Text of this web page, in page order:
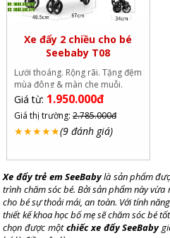
Xe đạp trẻ em
Xe trượt chân Scooter
Xe tập đi cho bé
Đồ chơi cho bé
Thông tin khác
Giới thiệu
Tin tức
Hướng dẫn mua hàng
Xe đẩy 2 chiều cho bé
Seebaby T08
Lưới thoáng. Rộng rãi. Tặng đệm
mùa đông & màn che muỗi.
Khung chắc
Giá từ: 1.950.000đ
Giá thị trường: 2.785.000đ
★★★★★(9 đánh giá)
Xe đẩy trẻ em SeeBabylà sản phẩm
trình chăm sóc bé. Bởi sản phẩm này
cho bé sự thoải mái, an toàn. Với tính
thiết kế khoa học bố mẹ sẽ chăm sóc bé
chọn được mộtchiếc xe đẩy SeeBaby